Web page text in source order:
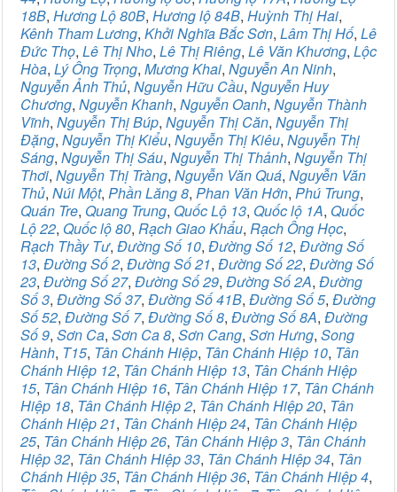
18B, Hương Lộ 80B, Hương lộ 84B, Huỳnh Thị Hai,
Kênh Tham Lương, Khởi Nghĩa Bắc Sơn, Lâm Thị Hố, Lê
Đức Thọ, Lê Thị Nho, Lê Thị Riêng, Lê Văn Khương, Lộc
Hòa, Lý Ông Trọng, Mương Khai, Nguyễn An Ninh,
Nguyễn Ảnh Thủ, Nguyễn Hữu Cầu, Nguyễn Huy
Chương, Nguyễn Khanh, Nguyễn Oanh, Nguyễn Thành
Vĩnh, Nguyễn Thị Búp, Nguyễn Thị Căn, Nguyễn Thị
Đặng, Nguyễn Thị Kiểu, Nguyễn Thị Kiêu, Nguyễn Thị
Sáng, Nguyễn Thị Sáu, Nguyễn Thị Thảnh, Nguyễn Thị
Thơi, Nguyễn Thị Tràng, Nguyễn Văn Quá, Nguyễn Văn
Thủ, Núi Một, Phần Lăng 8, Phan Văn Hớn, Phú Trung,
Quán Tre, Quang Trung, Quốc Lộ 13, Quốc lộ 1A, Quốc
Lộ 22, Quốc lộ 80, Rạch Giao Khẩu, Rạch Ông Học,
Rạch Thầy Tư, Đường Số 10, Đường Số 12, Đường Số
13, Đường Số 2, Đường Số 21, Đường Số 22, Đường Số
23, Đường Số 27, Đường Số 29, Đường Số 2A, Đường
Số 3, Đường Số 37, Đường Số 41B, Đường Số 5, Đường
Số 52, Đường Số 7, Đường Số 8, Đường Số 8A, Đường
Số 9, Sơn Ca, Sơn Ca 8, Sơn Cang, Sơn Hưng, Song
Hành, T15, Tân Chánh Hiệp, Tân Chánh Hiệp 10, Tân
Chánh Hiệp 12, Tân Chánh Hiệp 13, Tân Chánh Hiệp
15, Tân Chánh Hiệp 16, Tân Chánh Hiệp 17, Tân Chánh
Hiệp 18, Tân Chánh Hiệp 2, Tân Chánh Hiệp 20, Tân
Chánh Hiệp 21, Tân Chánh Hiệp 24, Tân Chánh Hiệp
25, Tân Chánh Hiệp 26, Tân Chánh Hiệp 3, Tân Chánh
Hiệp 32, Tân Chánh Hiệp 33, Tân Chánh Hiệp 34, Tân
Chánh Hiệp 35, Tân Chánh Hiệp 36, Tân Chánh Hiệp 4,